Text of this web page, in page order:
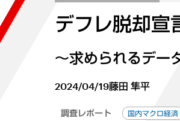
デフレ脱却宣
～求められるデー
2024/04/19藤田 隼平
調査レポート 国内マクロ経済